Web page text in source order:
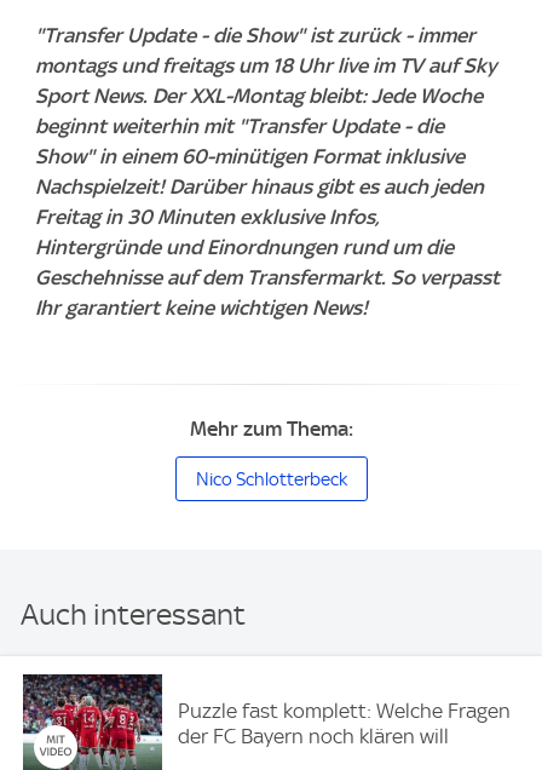
"Transfer Update - die Show" ist zurück - immer
montags und freitags um 18 Uhr live im TV auf Sky
Sport News. Der XXL-Montag bleibt: Jede Woche
beginnt weiterhin mit "Transfer Update - die
Show" in einem 60-minütigen Format inklusive
Nachspielzeit! Darüber hinaus gibt es auch jeden
Freitag in 30 Minuten exklusive Infos,
Hintergründe und Einordnungen rund um die
Geschehnisse auf dem Transfermarkt. So verpasst
Ihr garantiert keine wichtigen News!
Mehr zum Thema:
Nico Schlotterbeck
Auch interessant
Puzzle fast komplett: Welche Fragen
der FC Bayern noch klären will